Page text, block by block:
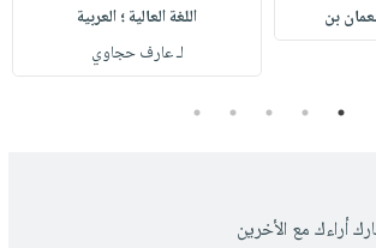
بن
اللغة العالية ؛ العربية
لـ عارف حجاوي
1
2
3
4
5
أراءك مع الأخرين